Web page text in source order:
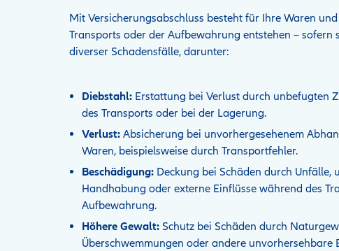
Mit Versicherungsabschluss besteht für Ihre Waren
Transports oder der Aufbewahrung entstehen –
diverser Schadensfälle, darunter:
Diebstahl: Erstattung bei Verlust durch unbefugten
des Transports oder bei der Lagerung.
Verlust: Absicherung bei unvorhergesehenem
Waren, beispielsweise durch Transportfehler.
Beschädigung: Deckung bei Schäden durch Unfälle,
Handhabung oder externe Einflüsse während des
Aufbewahrung.
Höhere Gewalt: Schutz bei Schäden durch
Überschwemmungen oder andere unvorhersehbare